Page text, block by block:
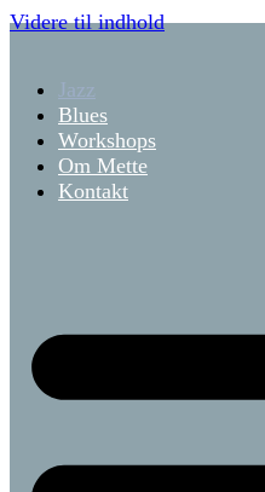
Videre til indhold
Jazz
Blues
Workshops
Om Mette
Kontakt